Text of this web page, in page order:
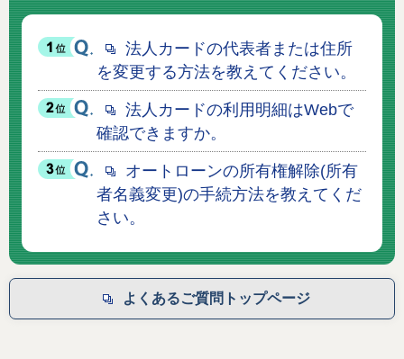
法人カードの代表者または住所
を変更する方法を教えてください。
法人カードの利用明細はWebで
確認できますか。
オートローンの所有権解除(所有
者名義変更)の手続方法を教えてくだ
さい。
よくあるご質問トップページ